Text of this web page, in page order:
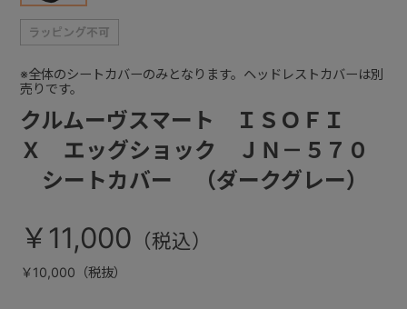
クルムーヴスマート ＩＳＯＦＩ
Ｘ エッグショック ＪＮ－５７０
シートカバー （ダークグレー）
※全体のシートカバーのみとなります。ヘッドレストカバーは別
売りです。
￥11,000
￥10,000（税抜）